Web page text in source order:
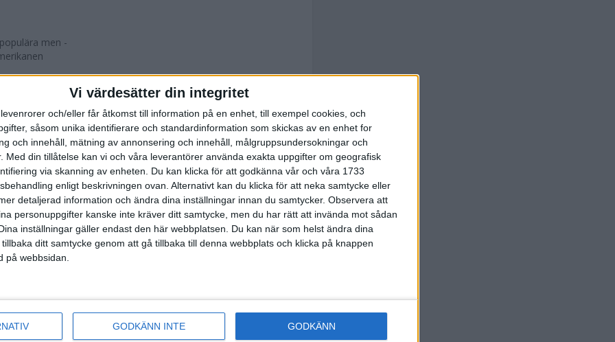
Vi värdesätter din integritet
och/eller får åtkomst till information på en enhet, till exempel cookies, och
såsom unika identifierare och standardinformation som skickas av en enhet for
och innehåll, mätning av annonsering och innehåll, målgruppsundersokningar och
Med din tillåtelse kan vi och våra leverantörer använda exakta uppgifter om geografisk
via skanning av enheten. Du kan klicka för att godkänna vår och våra 1733
enligt beskrivningen ovan. Alternativt kan du klicka för att neka samtycke eller
detaljerad information och ändra dina inställningar innan du samtycker. Observera att
personuppgifter kanske inte kräver ditt samtycke, men du har rätt att invända mot sådan
inställningar gäller endast den här webbplatsen. Du kan när som helst ändra dina
ditt samtycke genom att gå tillbaka till denna webbplats och klicka på knappen
på webbsidan.
GODKÄNN INTE GODKÄNN
men -
Klart att
om att
vid SM i
är
på åttonde